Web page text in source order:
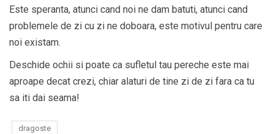
Este speranta, atunci cand noi ne dam batuti, atunci cand
problemele de zi cu zi ne doboara, este motivul pentru care
noi existam.
Deschide ochii si poate ca sufletul tau pereche este mai
aproape decat crezi, chiar alaturi de tine zi de zi fara ca tu
sa iti dai seama!
dragoste